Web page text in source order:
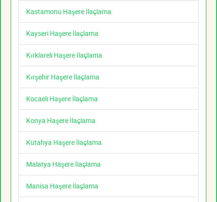
Kastamonu Haşere İlaçlama
Kayseri Haşere İlaçlama
Kırklareli Haşere İlaçlama
Kırşehir Haşere İlaçlama
Kocaeli Haşere İlaçlama
Konya Haşere İlaçlama
Kütahya Haşere İlaçlama
Malatya Haşere İlaçlama
Manisa Haşere İlaçlama